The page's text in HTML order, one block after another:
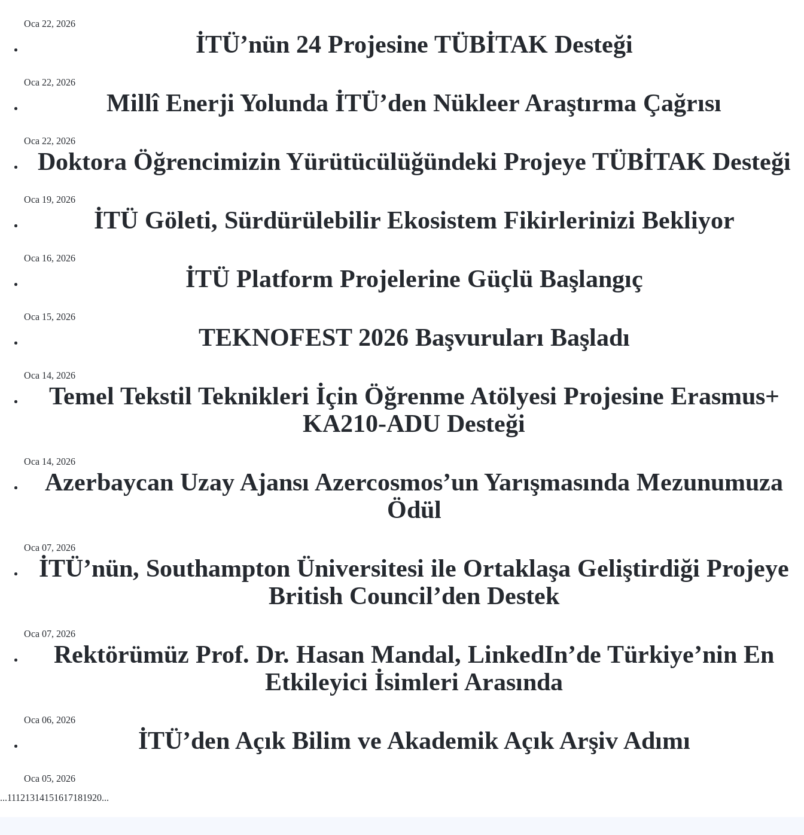
Oca 22, 2026
İTÜ’nün 24 Projesine TÜBİTAK Desteği
Oca 22, 2026
Millî Enerji Yolunda İTÜ’den Nükleer Araştırma Çağrısı
Oca 22, 2026
Doktora Öğrencimizin Yürütücülüğündeki Projeye TÜBİTAK Desteği
Oca 19, 2026
İTÜ Göleti, Sürdürülebilir Ekosistem Fikirlerinizi Bekliyor
Oca 16, 2026
İTÜ Platform Projelerine Güçlü Başlangıç
Oca 15, 2026
TEKNOFEST 2026 Başvuruları Başladı
Oca 14, 2026
Temel Tekstil Teknikleri İçin Öğrenme Atölyesi Projesine Erasmus+
KA210-ADU Desteği
Oca 14, 2026
Azerbaycan Uzay Ajansı Azercosmos’un Yarışmasında Mezunumuza
Ödül
Oca 07, 2026
İTÜ’nün, Southampton Üniversitesi ile Ortaklaşa Geliştirdiği Projeye
British Council’den Destek
Oca 07, 2026
Rektörümüz Prof. Dr. Hasan Mandal, LinkedIn’de Türkiye’nin En
Etkileyici İsimleri Arasında
Oca 06, 2026
İTÜ’den Açık Bilim ve Akademik Açık Arşiv Adımı
Oca 05, 2026
...11121314151617181920...